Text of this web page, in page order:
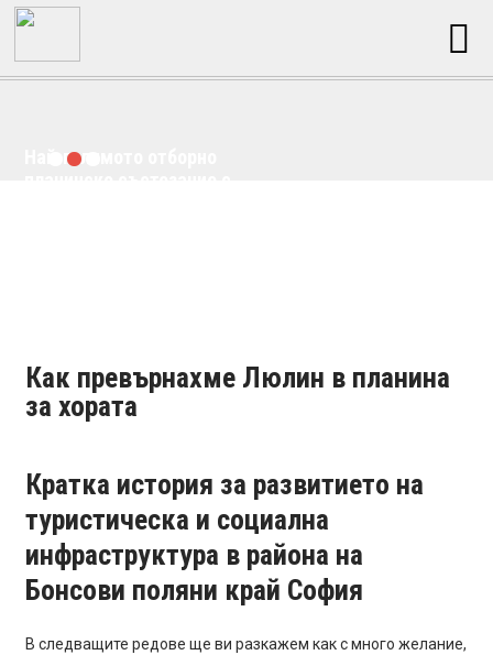
Най-голямото отборно
Как превърнахме Люлин в планина
за хората
Кратка история за развитието на
туристическа и социална
инфраструктура в района на
Бонсови поляни край София
В следващите редове ще ви разкажем как с много желание,